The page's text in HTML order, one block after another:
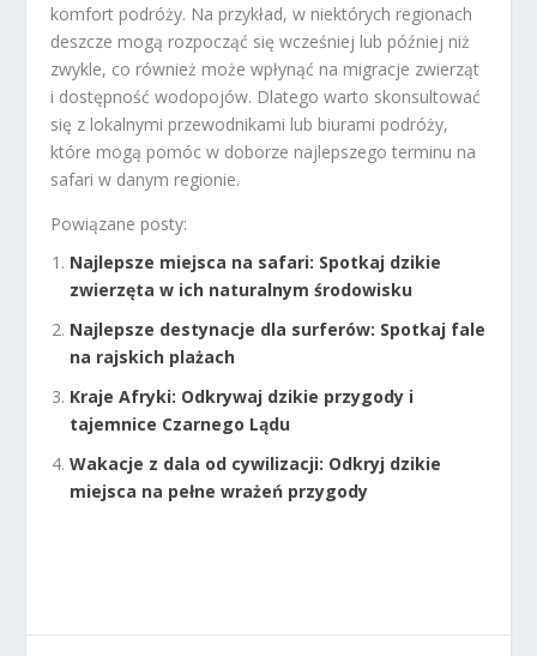
komfort podróży. Na przykład, w niektórych regionach
deszcze mogą rozpocząć się wcześniej lub później niż
zwykle, co również może wpłynąć na migracje zwierząt
i dostępność wodopojów. Dlatego warto skonsultować
się z lokalnymi przewodnikami lub biurami podróży,
które mogą pomóc w doborze najlepszego terminu na
safari w danym regionie.
Powiązane posty:
Najlepsze miejsca na safari: Spotkaj dzikie
zwierzęta w ich naturalnym środowisku
Najlepsze destynacje dla surferów: Spotkaj fale
na rajskich plażach
Kraje Afryki: Odkrywaj dzikie przygody i
tajemnice Czarnego Lądu
Wakacje z dala od cywilizacji: Odkryj dzikie
miejsca na pełne wrażeń przygody